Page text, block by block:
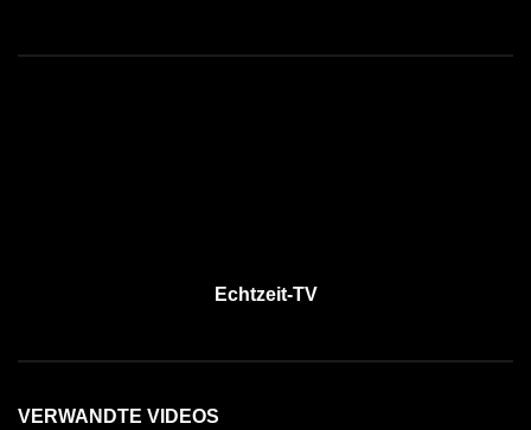
Echtzeit-TV
VERWANDTE VIDEOS